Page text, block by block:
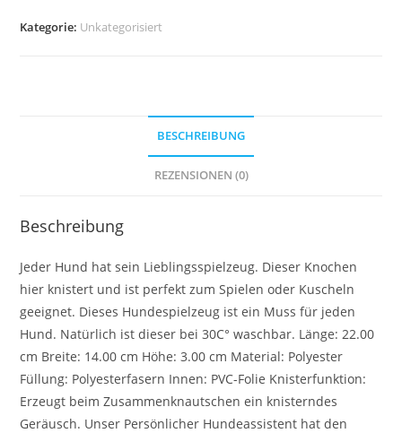
Kategorie: Unkategorisiert
BESCHREIBUNG
REZENSIONEN (0)
Beschreibung
Jeder Hund hat sein Lieblingsspielzeug. Dieser Knochen
hier knistert und ist perfekt zum Spielen oder Kuscheln
geeignet. Dieses Hundespielzeug ist ein Muss für jeden
Hund. Natürlich ist dieser bei 30C° waschbar. Länge: 22.00
cm Breite: 14.00 cm Höhe: 3.00 cm Material: Polyester
Füllung: Polyesterfasern Innen: PVC-Folie Knisterfunktion:
Erzeugt beim Zusammenknautschen ein knisterndes
Geräusch. Unser Persönlicher Hundeassistent hat den